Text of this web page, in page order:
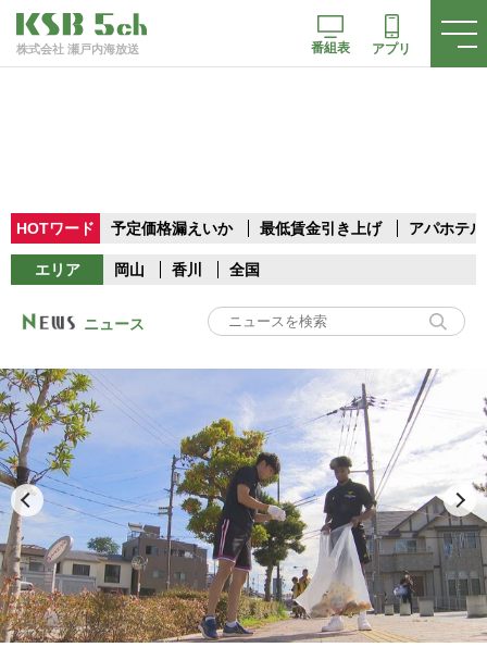
株式会社 瀬戸内海放送 番組表 アプリ
HOTワード 予定価格漏えいか 最低賃金引き上げ アパホテル
エリア 岡山 香川 全国
ニュース
Play